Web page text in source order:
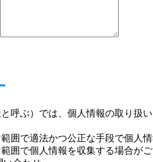
呼ぶ）では、個人情報の取り扱
囲で適法かつ公正な手段で個人情
囲で個人情報を収集する場合がご